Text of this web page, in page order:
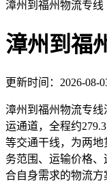
漳州到福州物流专线
漳州到福
更新时间：2026-08-
漳州到福州物流专
运通道，全程约
等交通干线，为两
务范围、运输价格
合自身需求的物流方